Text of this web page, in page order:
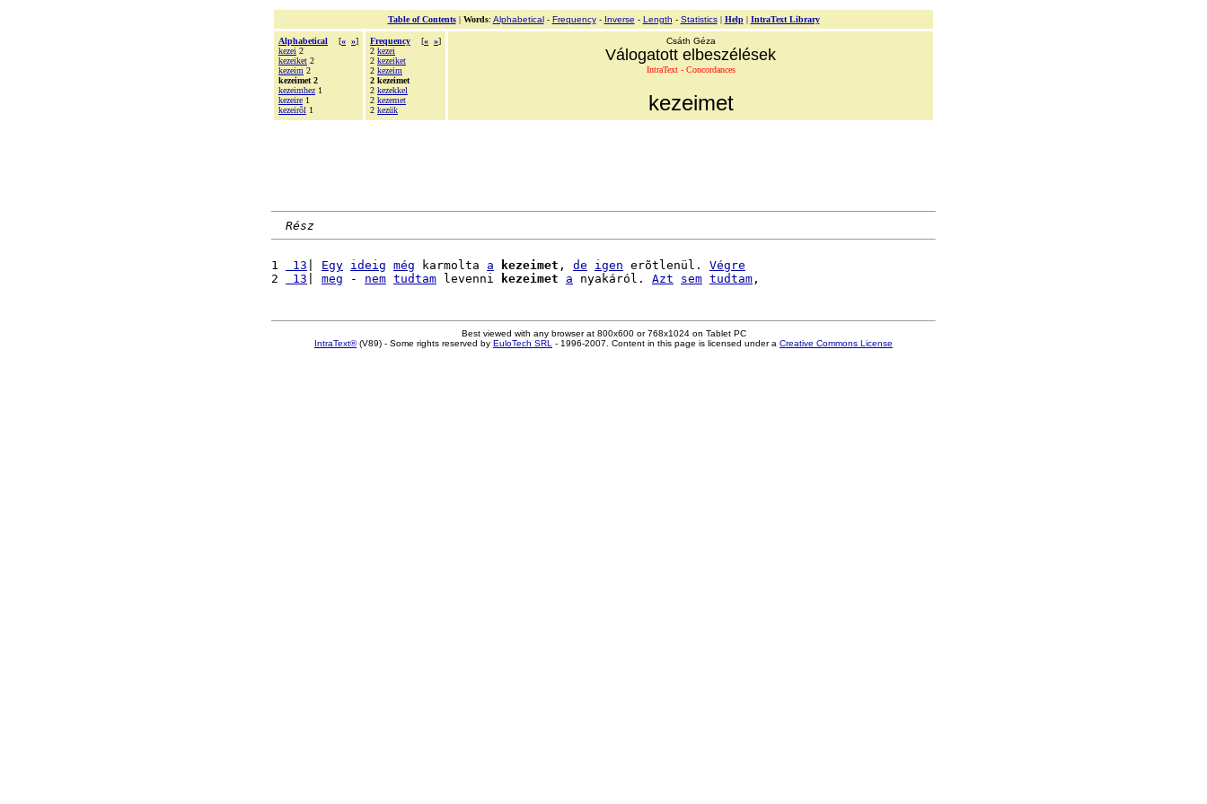
Table of Contents| Words: Alphabetical- Frequency- Inverse - Length - Statistics| Help| IntraText Library
Alphabetical [« »]
kezei 2
kezeiket 2
kezeim 2
kezeimet 2
kezeimhez 1
kezeire 1
kezeirõl 1
Frequency [« »]
2 kezei
2 kezeiket
2 kezeim
2 kezeimet
2 kezekkel
2 kezemet
2 kezük
Csáth Géza
Válogatott elbeszélések
IntraText - Concordances
kezeimet
Rész
1 13 Egy ideig még karmolta a kezeimet , de igen erõtlenül. Végre
2
13 meg - nem tudtam levenni kezeimet a nyakáról. Azt sem tudtam
Best viewed with any browser at 800x600 or 768x1024 on Tablet PC
IntraText®(V89) - Some rights reserved by EuloTech SRL - 1996-2007. Content in this page is licensed under a Creative Commons License